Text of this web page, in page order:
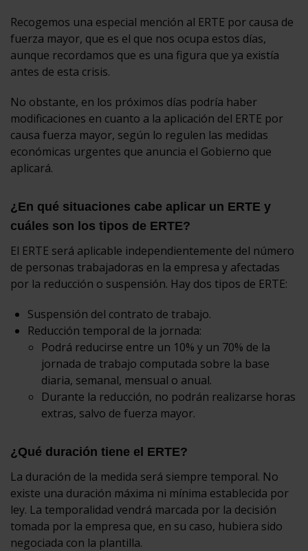
Recogemos una especial mención al ERTE por causa de
fuerza mayor, que es el que nos ocupa estos días,
aunque recordamos que es una figura que ya existía
antes de esta crisis.
No obstante, en los próximos días podría haber
modificaciones en cuanto a la aplicación del ERTE por
causa fuerza mayor, según lo regulen las medidas
económicas urgentes que anuncia el Gobierno que
aplicará.
¿En qué situaciones cabe aplicar un ERTE y
cuáles son los tipos de ERTE?
El ERTE será aplicable independientemente del número
de personas trabajadoras en la empresa y afectadas
por la reducción o suspensión. Hay dos tipos de ERTE:
Suspensión del contrato de trabajo.
Reducción temporal de la jornada:
Podrá reducirse entre un 10% y un 70% de la
jornada de trabajo computada sobre la base
diaria, semanal, mensual o anual.
Durante la reducción, no podrán realizarse horas
extras, salvo de fuerza mayor.
¿Qué duración tiene el ERTE?
La duración de la medida será siempre temporal. No
existe una duración máxima ni mínima establecida por
ley. La temporalidad vendrá marcada por la decisión
tomada por la empresa que, en su caso, hubiera sido
negociada con la plantilla.